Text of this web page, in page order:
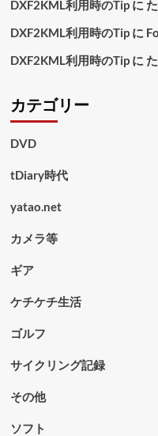
DXF2KML利用時のTipに
DXF2KML利用時のTipに
DXF2KML利用時のTipに
カテゴリー
DVD
tDiary時代
yatao.net
カメラ等
ギア
ケチケチ生活
ゴルフ
サイクリング記録
その他
ソフト